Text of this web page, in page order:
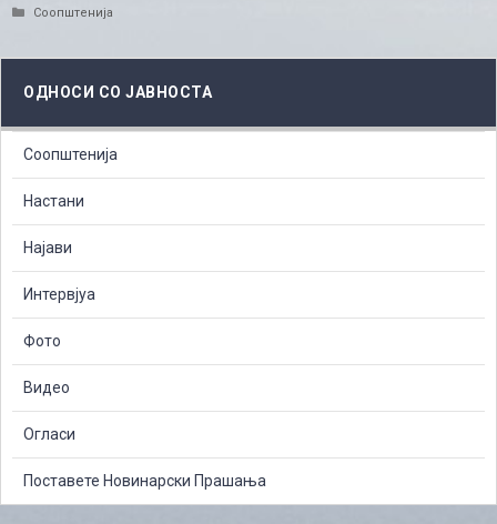
Categories
Соопштенија
ОДНОСИ СО ЈАВНОСТА
Соопштенија
Настани
Најави
Интервјуа
Фото
Видео
Огласи
Поставете Новинарски Прашања